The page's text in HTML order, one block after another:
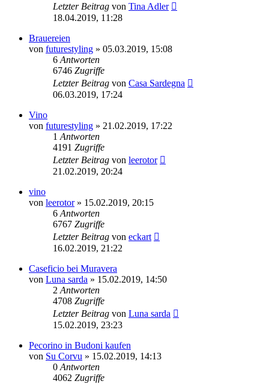
Letzter Beitrag von Tina Adler
18.04.2019, 11:28
Brauereien
von futurestyling » 05.03.2019, 15:08
6 Antworten
6746 Zugriffe
Letzter Beitrag von Casa Sardegna
06.03.2019, 17:24
Vino
von futurestyling » 21.02.2019, 17:22
1 Antworten
4191 Zugriffe
Letzter Beitrag von leerotor
21.02.2019, 20:24
vino
von leerotor» 15.02.2019, 20:15
6 Antworten
6767 Zugriffe
Letzter Beitrag von eckart
16.02.2019, 21:22
Caseficio bei Muravera
von Luna sarda » 15.02.2019, 14:50
2 Antworten
4708 Zugriffe
Letzter Beitrag von Luna sarda
15.02.2019, 23:23
Pecorino in Budoni kaufen
von Su Corvu » 15.02.2019, 14:13
0 Antworten
4062 Zugriffe